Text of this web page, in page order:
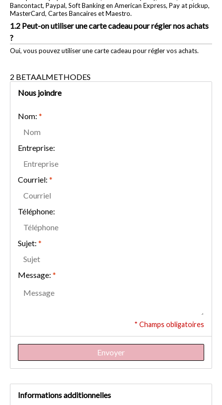
Bancontact, Paypal, Soft Banking en American Express, Pay at pickup,
MasterCard, Cartes Bancaires et Maestro.
1.2 Peut-on utiliser une carte cadeau pour régler nos achats
?
Oui, vous pouvez utiliser une carte cadeau pour régler vos achats.
2 BETAALMETHODES
Nous joindre
Nom: *
Entreprise:
Courriel: *
Téléphone:
Sujet: *
Message: *
* Champs obligatoires
Envoyer
Informations additionnelles